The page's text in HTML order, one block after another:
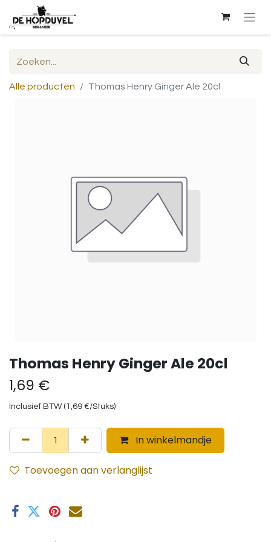
Alle producten Thomas Henry Ginger Ale 20cl
Thomas Henry Ginger Ale 20cl
1,69 €
Inclusief BTW ( 1,69 €/Stuks)
In winkelmandje
Toevoegen aan verlanglijst